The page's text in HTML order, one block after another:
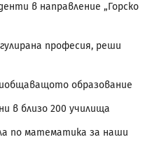
в направление „Горско
професия, реши
образование
в близо 200 училища
по математика за наши